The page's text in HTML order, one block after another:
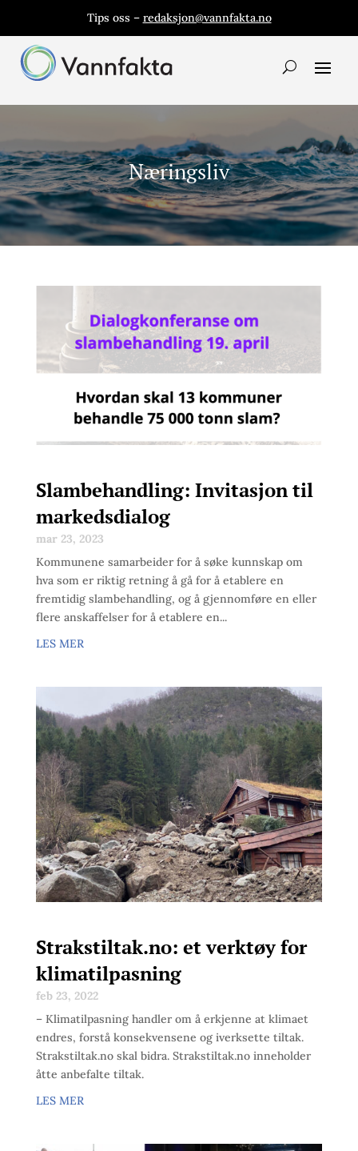
Tips oss – redaksjon@vannfakta.no
Næringsliv
Slambehandling: Invitasjon til
markedsdialog
mar 23, 2023
Kommunene samarbeider for å søke kunnskap om
hva som er riktig retning å gå for å etablere en
fremtidig slambehandling, og å gjennomføre en eller
flere anskaffelser for å etablere en...
LES MER
Strakstiltak.no: et verktøy for
klimatilpasning
feb 23, 2022
– Klimatilpasning handler om å erkjenne at klimaet
endres, forstå konsekvensene og iverksette tiltak.
Strakstiltak.no skal bidra. Strakstiltak.no inneholder
åtte anbefalte tiltak.
LES MER